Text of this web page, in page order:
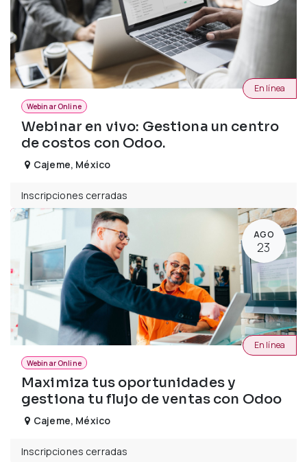
Webinar Online
Webinar en vivo: Gestiona un centro
de costos con Odoo.
En línea
Cajeme, México
Inscripciones cerradas
AGO
23
Webinar Online
Maximiza tus oportunidades y
gestiona tu flujo de ventas con Odoo
En línea
Cajeme, México
Inscripciones cerradas